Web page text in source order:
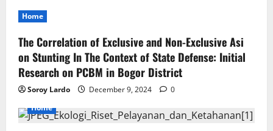
Home
The Correlation of Exclusive and Non-Exclusive Asi
on Stunting In The Context of State Defense: Initial
Research on PCBM in Bogor District
Soroy Lardo December 9, 2024
0
Home